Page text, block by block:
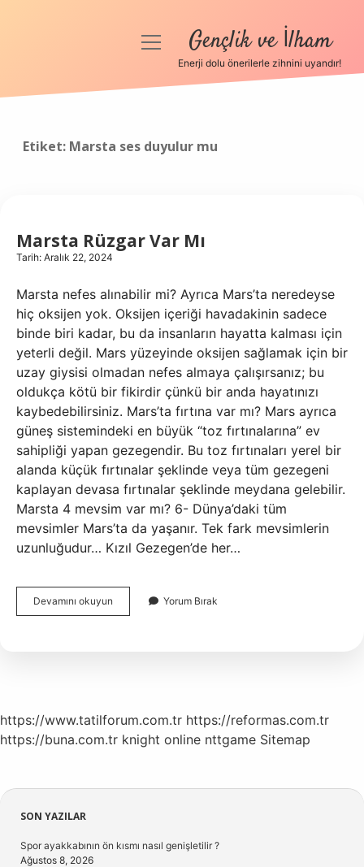
Anasayfa
menüyüGençlik ve İlham
Enerji dolu önerilerle zihnini uyandır!
Etiket: Marsta ses duyulur mu
Marsta Rüzgar Var Mı
Tarih: Aralık 22, 2024
Marsta nefes alınabilir mi? Ayrıca Mars’ta neredeyse
hiç oksijen yok. Oksijen içeriği havadakinin sadece
binde biri kadar, bu da insanların hayatta kalması için
yeterli değil. Mars yüzeyinde oksijen sağlamak için bir
uzay giysisi olmadan nefes almaya çalışırsanız; bu
oldukça kötü bir fikirdir çünkü bir anda hayatınızı
kaybedebilirsiniz. Mars’ta fırtına var mı? Mars ayrıca
güneş sistemindeki en büyük “toz fırtınalarına” ev
sahipliği yapan gezegendir. Bu toz fırtınaları yerel bir
alanda küçük fırtınalar şeklinde veya tüm gezegeni
kaplayan devasa fırtınalar şeklinde meydana gelebilir.
Marsta 4 mevsim var mı? 6- Dünya’daki tüm
mevsimler Mars’ta da yaşanır. Tek fark mevsimlerin
uzunluğudur… Kızıl Gezegen’de her…
Devamını okuyun
Rüzgar
Yorum Bırak
https://www.tatilforum.com.tr https://reformas.com.tr
https://buna.com.tr knight online nttgame Sitemap
Sidebar
SON YAZILAR
Spor ayakkabının ön kısmı nasıl genişletilir ?
Ağustos 8, 2026